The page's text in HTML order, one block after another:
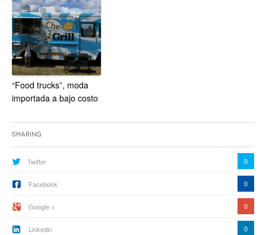
“Food trucks”, moda
importada a bajo costo
Sharing
Twitter 0
Facebook 0
Google + 0
Linkedin 0